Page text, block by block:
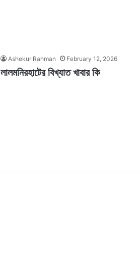
Ashekur Rahman February 12, 2026
লালমনিরহাটের বিখ্যাত খাবার কি